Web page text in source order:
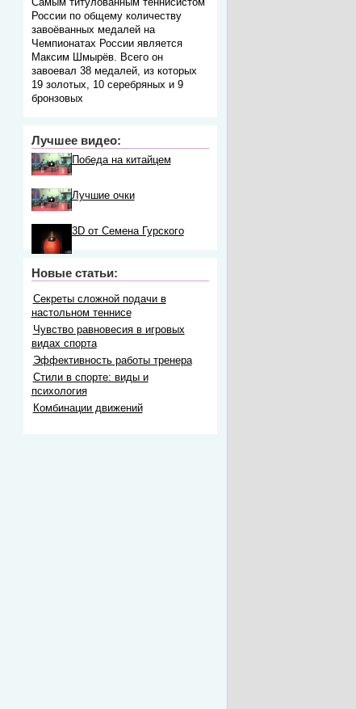
России по общему количеству
завоёванных медалей на
Чемпионатах России является
Максим Шмырёв. Всего он
завоевал 38 медалей, из которых
19 золотых, 10 серебряных и 9
бронзовых
Лучшее видео:
Победа на китайцем
Лучшие очки
3D от Семена Гурского
Новые статьи:
Секреты сложной подачи в
настольном теннисе
Чувство равновесия в игровых
видах спорта
Эффективность работы тренера
Стили в спорте: виды и
психология
Комбинации движений